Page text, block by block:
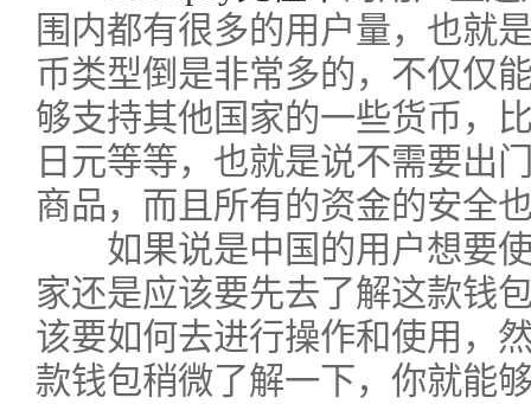
围内都有很多的用户量，也就
币类型倒是非常多的，不仅仅
够支持其他国家的一些货币，
日元等等，也就是说不需要出
商品，而且所有的资金的安全
如果说是中国的用户想要使
家还是应该要先去了解这款钱
该要如何去进行操作和使用，
款钱包稍微了解一下，你就能